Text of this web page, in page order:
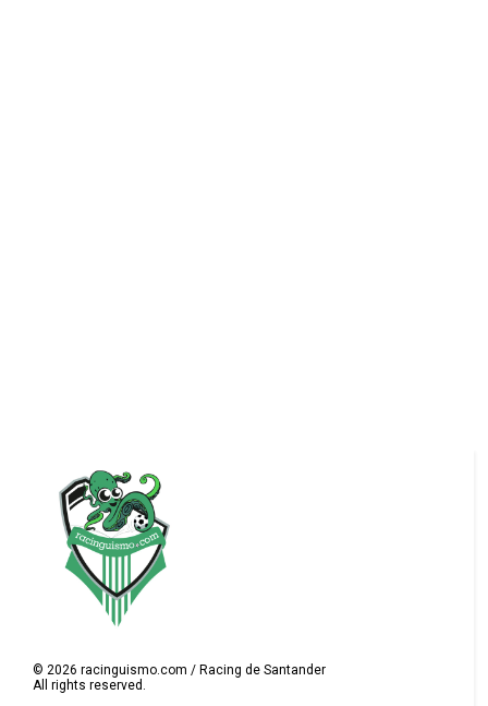
©2026 racinguismo.com / Racing de Santander
All rights reserved.